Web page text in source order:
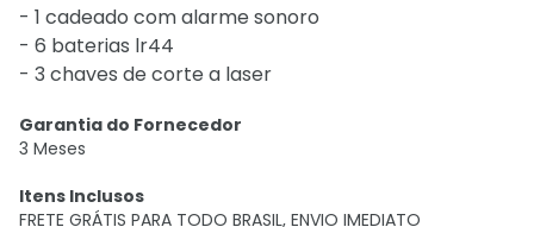
- 1 cadeado com alarme sonoro
- 6 baterias lr44
- 3 chaves de corte a laser
Garantia do Fornecedor
3 Meses
Itens Inclusos
FRETE GRÁTIS PARA TODO BRASIL, ENVIO IMEDIATO